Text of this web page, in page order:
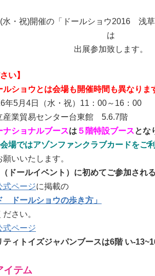
水・祝)開催の「ドールショウ2016 浅
は
出展参加致します。
い】
ショウとは会場も開催時間も異なりま
年5月4日（水・祝）11：00～16：00
産業貿易センター台東館 5.6.7階
ナショナルブースは ５階特設ブースとな
場ではアゾンファンクラブカードをご
いいたします。
ドールイベント）に初めてご参加され
式ページに掲載の
ドールショウの歩き方」
さい。
式ページ
ィトイズジャパンブースは6階 い-
テム